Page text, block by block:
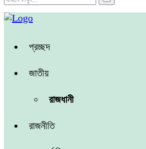
প্রচ্ছদ
জাতীয়
রাজধানী
রাজনীতি